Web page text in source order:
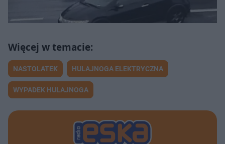
NASTOLATEK HULAJNOGA ELEKTRYCZNA
WYPADEK HULAJNOGA